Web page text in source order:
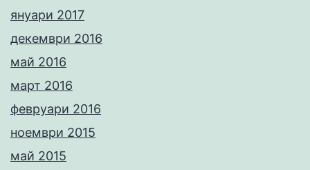
януари 2017
декември 2016
май 2016
март 2016
февруари 2016
ноември 2015
май 2015